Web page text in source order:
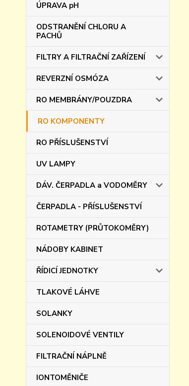
ÚPRAVA pH
ODSTRANĚNÍ CHLORU A
PACHŮ
FILTRY A FILTRAČNÍ ZAŘÍZENÍ
REVERZNÍ OSMÓZA
RO MEMBRÁNY/POUZDRA
RO KOMPONENTY
RO PŘÍSLUŠENSTVÍ
UV LAMPY
DÁV. ČERPADLA a VODOMĚRY
ČERPADLA - PŘÍSLUŠENSTVÍ
ROTAMETRY (PRŮTOKOMĚRY)
NÁDOBY KABINET
ŘÍDICÍ JEDNOTKY
TLAKOVÉ LÁHVE
SOLANKY
SOLENOIDOVÉ VENTILY
FILTRAČNÍ NÁPLNĚ
IONTOMĚNIČE